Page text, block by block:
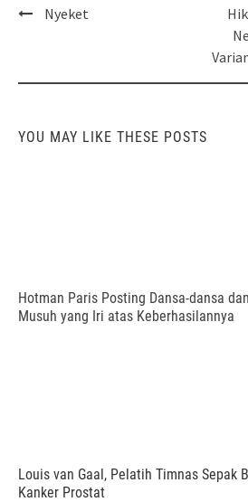
PostNyeket
YOU MAY LIKE THESE POSTS
Hotman Paris Posting Dansa-dansa
Musuh yang Iri atas Keberhasilannya
Louis van Gaal, Pelatih Timnas Sepak
Kanker Prostat